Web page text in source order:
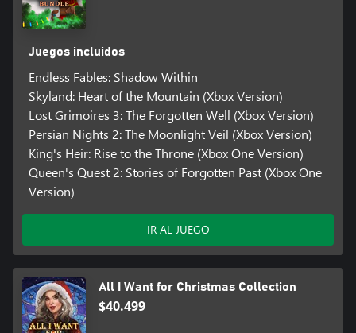
Juegos incluidos
Endless Fables: Shadow Within
Skyland: Heart of the Mountain (Xbox Version)
Lost Grimoires 3: The Forgotten Well (Xbox Version)
Persian Nights 2: The Moonlight Veil (Xbox Version)
King's Heir: Rise to the Throne (Xbox One Version)
Queen's Quest 2: Stories of Forgotten Past (Xbox One
Version)
IR AL JUEGO
All I Want for Christmas Collection
$40.499